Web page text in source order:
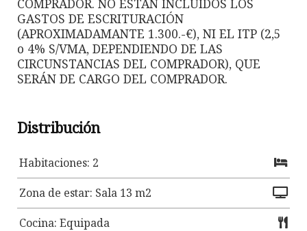
GASTOS DE ESCRITURACIÓN
(APROXIMADAMANTE 1.300.-€), NI EL ITP (2,5
o 4% S/VMA, DEPENDIENDO DE LAS
CIRCUNSTANCIAS DEL COMPRADOR), QUE
SERÁN DE CARGO DEL COMPRADOR.
Distribución
Habitaciones: 2
Zona de estar: Sala 13 m2
Cocina: Equipada